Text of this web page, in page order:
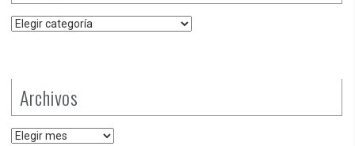
Categorías
Archivos
Archivos